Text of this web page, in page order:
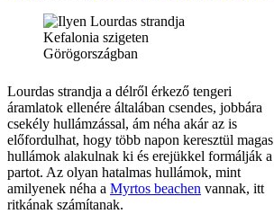
Lourdas strandja a délről érkező tengeri
áramlatok ellenére általában csendes, jobbára
csekély hullámzással, ám néha akár az is
előfordulhat, hogy több napon keresztül magas
hullámok alakulnak ki és erejükkel formálják a
partot. Az olyan hatalmas hullámok, mint
amilyenek néha a Myrtos beachen vannak, itt
ritkának számítanak.